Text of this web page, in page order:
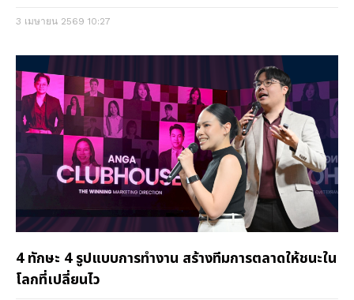
3 เมษายน 2569 10:27
4 ทักษะ 4 รูปแบบการทำงาน สร้างทีมการตลาดให้ชนะใน
โลกที่เปลี่ยนไว